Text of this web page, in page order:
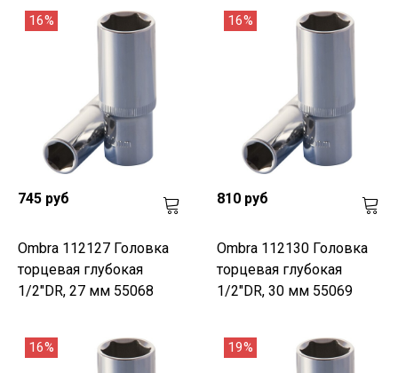
16%
745 руб
Ombra 112127 Головка
торцевая глубокая
1/2"DR, 27 мм 55068
16%
810 руб
Ombra 112130 Головка
торцевая глубокая
1/2"DR, 30 мм 55069
16% 19%